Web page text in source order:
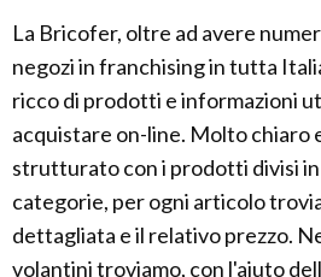
La Bricofer, oltre ad avere
negozi in franchising in tutta
ricco di prodotti e informazioni
acquistare on-line. Molto chiaro
strutturato con i prodotti divisi
categorie, per ogni articolo
dettagliata e il relativo prezzo.
volantini troviamo, con l'aiuto